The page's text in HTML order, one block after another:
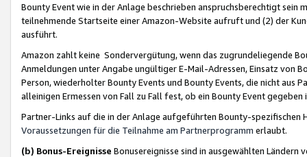
Bounty Event wie in der Anlage beschrieben anspruchsberechtigt sein
teilnehmende Startseite einer Amazon-Website aufruft und (2) der
ausführt.
Amazon zahlt keine Sondervergütung, wenn das zugrundeliegende
Anmeldungen unter Angabe ungültiger E-Mail-Adressen, Einsatz von
Person, wiederholter Bounty Events und Bounty Events, die nicht
alleinigen Ermessen von Fall zu Fall fest, ob ein Bounty Event
Partner-Links auf die in der Anlage aufgeführten Bounty-spezifischen
Voraussetzungen für die Teilnahme am Partnerprogramm erlaubt.
(b) Bonus-Ereignisse Bonusereignisse sind in ausgewählten Ländern